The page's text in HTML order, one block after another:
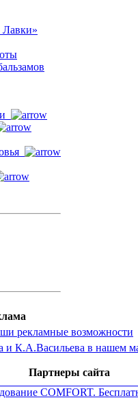
Лавки»
Партнеры сайта